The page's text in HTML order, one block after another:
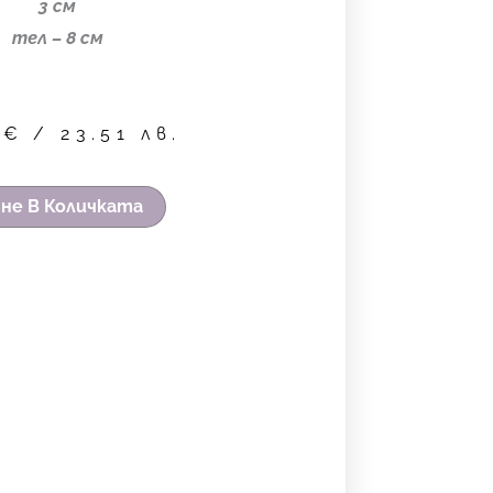
3 см
тел – 8 см
€ / 23.51 лв.
В Количката